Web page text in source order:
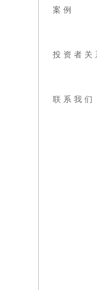
案例
投资者关
联系我们